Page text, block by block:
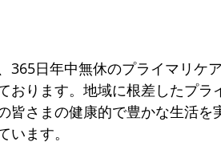
365日年中無休のプライマリケ
おります。地域に根差したプラ
皆さまの健康的で豊かな生活
ます。